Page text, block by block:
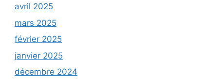
avril 2025
mars 2025
février 2025
janvier 2025
décembre 2024